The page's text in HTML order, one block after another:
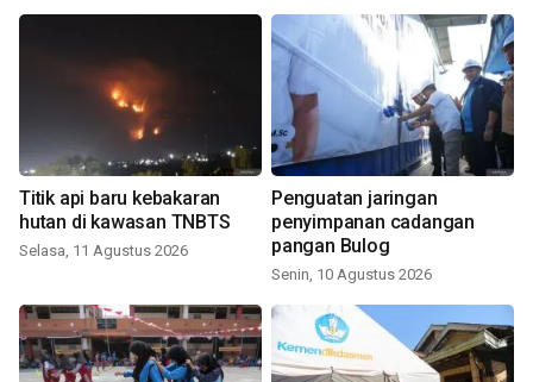
Titik api baru kebakaran
hutan di kawasan TNBTS
Selasa, 11 Agustus 2026
Penguatan jaringan
penyimpanan cadangan
pangan Bulog
Senin, 10 Agustus 2026